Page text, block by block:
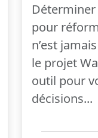
pour
n’est
le projet
outil pour
décisions...